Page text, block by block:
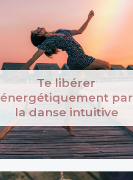
Te libérer
énergétiquement par
la danse intuitive